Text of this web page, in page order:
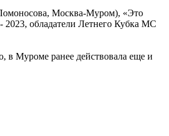
Москва-Муром), «Это
обладатели Летнего Кубка МС
Муроме ранее действовала еще и